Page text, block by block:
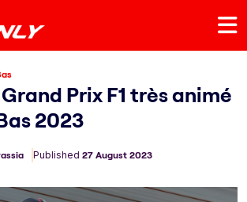
Prix F1 très animé
2023
Published 27 August 2023